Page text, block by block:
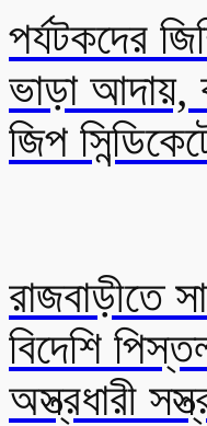
পর্যটকদের
ভাড়া আদায়,
জিপ
রাজবাড়ীতে
বিদেশি
অস্ত্রধারী